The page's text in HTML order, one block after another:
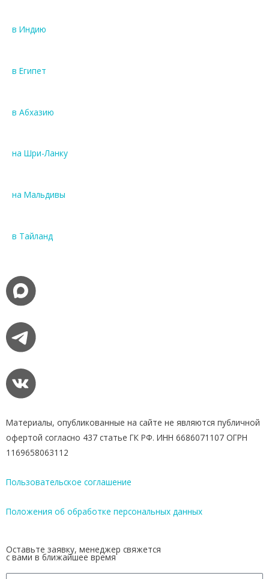
в Индию
в Египет
в Абхазию
на Шри-Ланку
на Мальдивы
в Тайланд
Материалы, опубликованные на сайте не являются публичной
офертой согласно 437 статье ГК РФ. ИНН 6686071107 ОГРН
1169658063112
Пользовательское соглашение
Положения об обработке персональных данных
Оставьте заявку, менеджер свяжется
с вами в ближайшее время